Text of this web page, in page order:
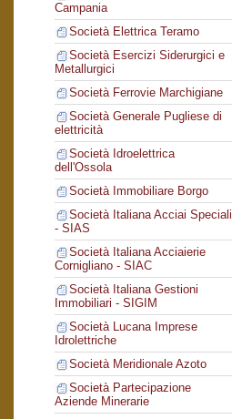
Campania
Società Elettrica Teramo
Società Esercizi Siderurgici e
Metallurgici
Società Ferrovie Marchigiane
Società Generale Pugliese di
elettricità
Società Idroelettrica
dell'Ossola
Società Immobiliare Borgo
Società Italiana Acciai Speciali
- SIAS
Società Italiana Acciaierie
Cornigliano - SIAC
Società Italiana Gestioni
Immobiliari - SIGIM
Società Lucana Imprese
Idrolettriche
Società Meridionale Azoto
Società Partecipazione
Aziende Minerarie